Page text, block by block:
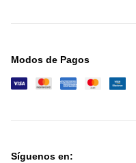
Modos de Pagos
Síguenos en: